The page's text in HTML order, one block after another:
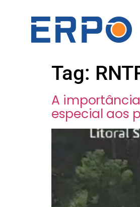
Tag:
A
especial aos